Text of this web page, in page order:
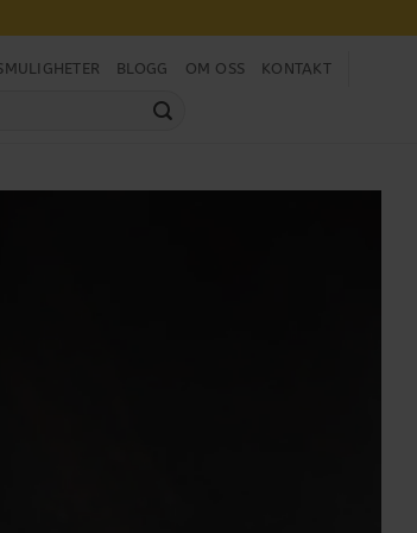
BLOGG OM OSS KONTAKT